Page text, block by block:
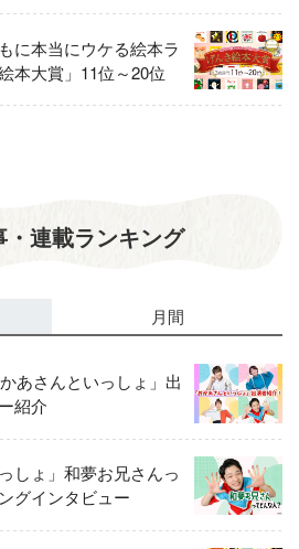
に本当にウケる絵本ラ
本大賞」11位～20位
・連載ランキング
月間
あさんといっしょ」出
紹介
しょ」和夢お兄さんっ
グインタビュー